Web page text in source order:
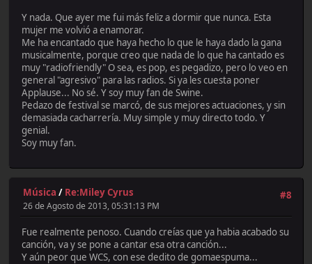
Y nada. Que ayer me fui más feliz a dormir que nunca. Esta
mujer me volvió a enamorar.
Me ha encantado que haya hecho lo que le haya dado la gana
musicalmente, porque creo que nada de lo que ha cantado es
muy "radiofriendly" O sea, es pop, es pegadizo, pero lo veo en
general "agresivo" para las radios. Si ya les cuesta poner
Applause... No sé. Y soy muy fan de Swine.
Pedazo de festival se marcó, de sus mejores actuaciones, y sin
demasiada cacharrería. Muy simple y muy directo todo. Y
genial.
Soy muy fan.
#8
Música / Re:Miley Cyrus
26 de Agosto de 2013, 05:31:13 PM
Fue realmente penoso. Cuando creías que ya habia acabado su
canción, va y se pone a cantar esa otra canción...
Y aún peor que WCS, con ese dedito de gomaespuma...